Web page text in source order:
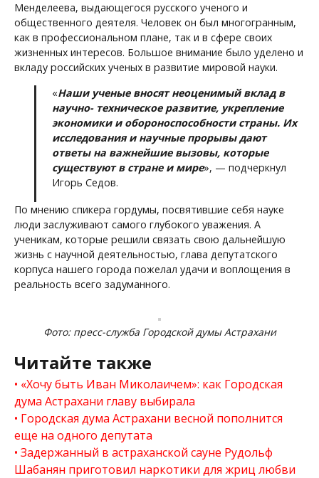
Менделеева, выдающегося русского ученого и
общественного деятеля. Человек он был многогранным,
как в профессиональном плане, так и в сфере своих
жизненных интересов. Большое внимание было уделено и
вкладу российских ученых в развитие мировой науки.
«Наши ученые вносят неоценимый вклад в
научно- техническое развитие, укрепление
экономики и обороноспособности страны. Их
исследования и научные прорывы дают
ответы на важнейшие вызовы, которые
существуют в стране и мире», — подчеркнул
Игорь Седов.
По мнению спикера гордумы, посвятившие себя науке
люди заслуживают самого глубокого уважения. А
ученикам, которые решили связать свою дальнейшую
жизнь с научной деятельностью, глава депутатского
корпуса нашего города пожелал удачи и воплощения в
реальность всего задуманного.
Фото: пресс-служба Городской думы Астрахани
Читайте также
«Хочу быть Иван Миколаичем»: как Городская
дума Астрахани главу выбирала
Городская дума Астрахани весной пополнится
еще на одного депутата
Задержанный в астраханской сауне Рудольф
Шабанян приготовил наркотики для жриц любви